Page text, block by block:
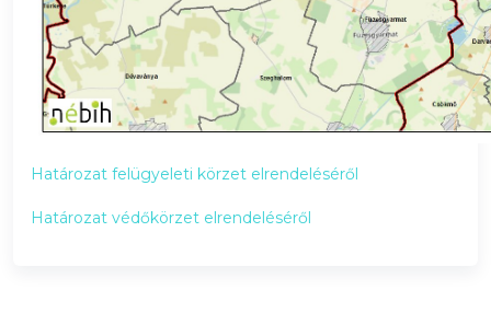
Határozat felügyeleti körzet elrendeléséről
Határozat védőkörzet elrendeléséről